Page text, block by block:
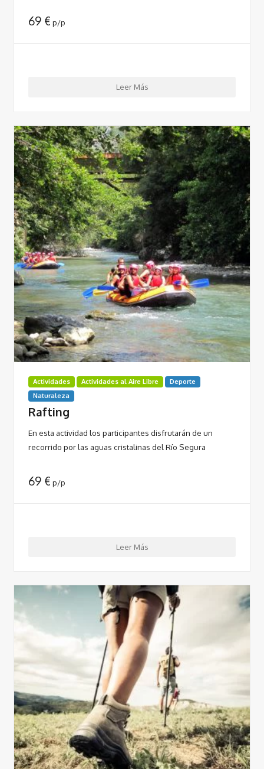
69 € p/p
Leer Más
Actividades Actividades al Aire Libre
Deporte
Naturaleza
Rafting
En esta actividad los participantes disfrutarán de un
recorrido por las aguas cristalinas del Río Segura
69 € p/p
Leer Más